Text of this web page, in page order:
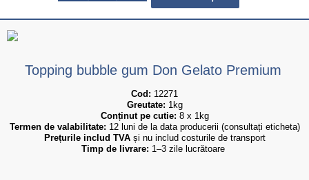
Topping bubble gum Don Gelato Premium
Cod: 12271
Greutate: 1kg
Conținut pe cutie: 8 x 1kg
Termen de valabilitate: 12 luni de la data producerii (consultați eticheta)
Prețurile includ TVA și nu includ costurile de transport
Timp de livrare: 1–3 zile lucrătoare